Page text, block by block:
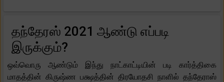
தந்தேரஸ் 2021 ஆண்டு எப்படி
இருக்கும்?
ஒவ்வொரு ஆண்டும் இந்து நாட்காட்டியின் படி கார்த்திகை
மாதத்தின் கிருஷ்ண பக்ஷத்தின் திரயோதசி நாளில் தந்தேராஸ்